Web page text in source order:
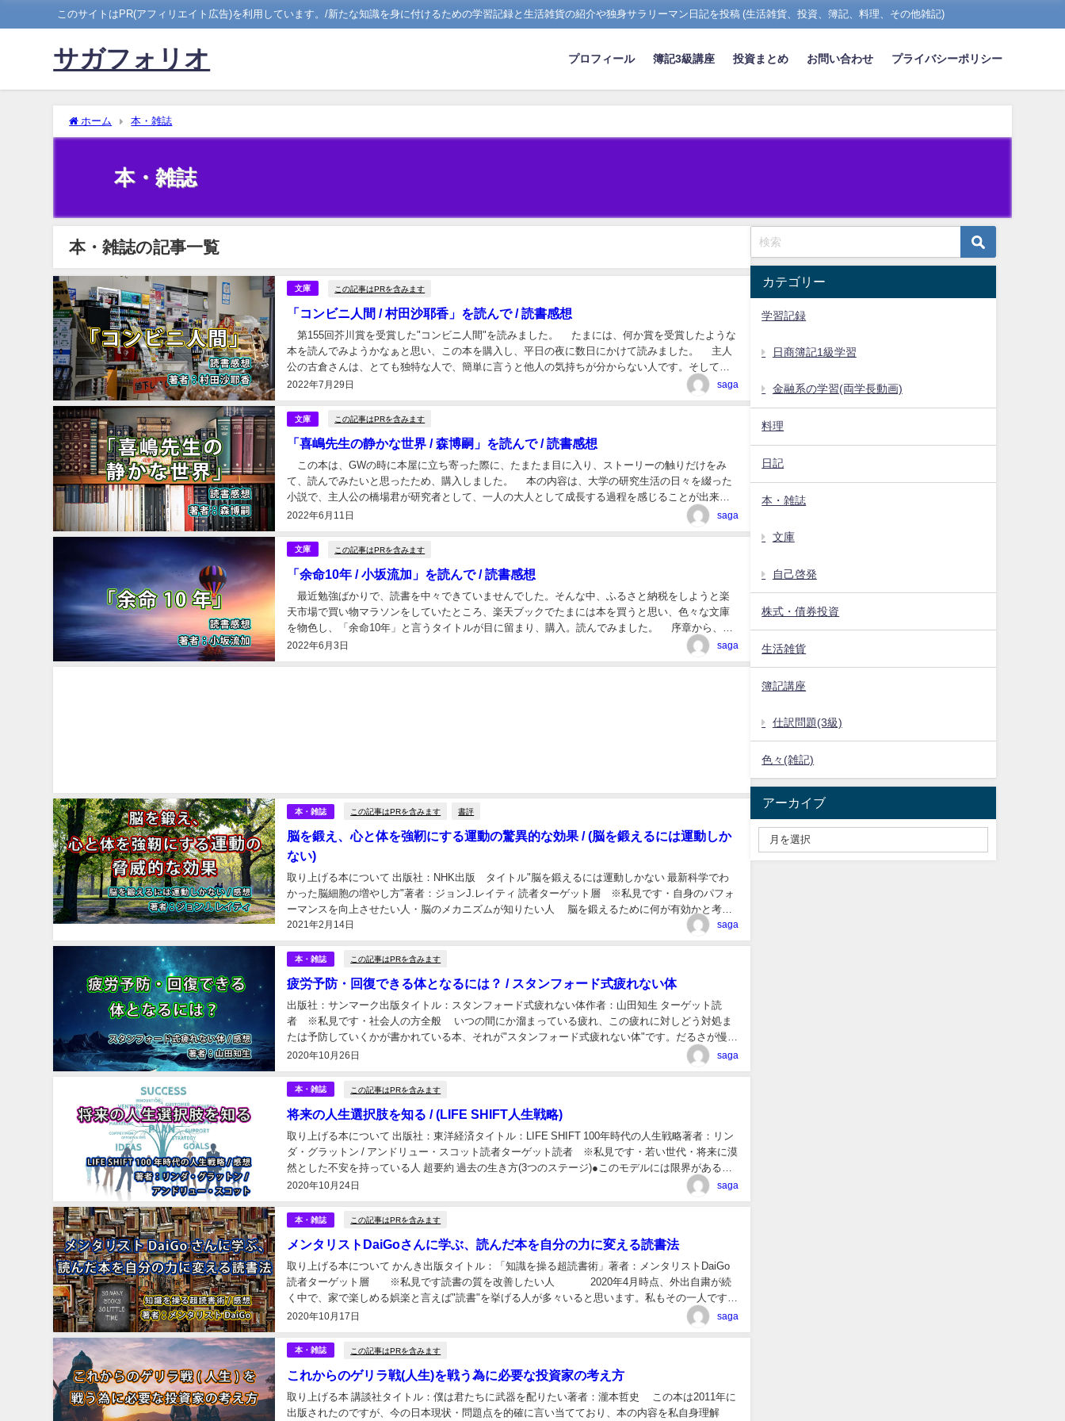
このサイトはPR(アフィリエイト広告)を利用しています。/新たな知識を身に付けるための学習記録と生活雑貨の紹介や独身サラリーマン日記を投稿 (生活雑貨、投資、簿記、料理、その他雑記)
サガフォリオ プロフィール 簿記3級講座 投資まとめ お問い合わせ プライバシーポリシー
ホーム 本・雑誌
本・雑誌
本・雑誌の記事一覧
文庫 この記事はPRを含みます
「コンビニ人間 / 村田沙耶香」を読んで / 読書感想
2022年7月29日
第155回芥川賞を受賞した"コンビニ人間"を読みました。 たまには、何か賞を受賞したような
本を読んでみようかなぁと思い、この本を購入し、平日の夜に数日にかけて読みました。 主人
公の古倉さんは、とても独特な人で、簡単に言うと他人の気持ちが分からない人です。そして、
世間一般の人が普通に認識している常識が理解できない特...
saga
文庫 この記事はPRを含みます
「喜嶋先生の静かな世界 / 森博嗣」を読んで / 読書感想
2022年6月11日
この本は、GWの時に本屋に立ち寄った際に、たまたま目に入り、ストーリーの触りだけをみ
て、読んでみたいと思ったため、購入しました。 本の内容は、大学の研究生活の日々を綴った
小説で、主人公の橋場君が研究者として、一人の大人として成長する過程を感じることが出来ま
す。 この小説を読もうと思ったきっかけも、自分が昔大学で研...
saga
文庫 この記事はPRを含みます
「余命10年 / 小坂流加」を読んで / 読書感想
2022年6月3日
最近勉強ばかりで、読書を中々できていませんでした。そんな中、ふるさと納税をしようと楽
天市場で買い物マラソンをしていたところ、楽天ブックでたまには本を買うと思い、色々な文庫
を物色し、「余命10年」と言うタイトルが目に留まり、購入。読んでみました。 序章から、限
られた命をどう生きるかを考えさられる入りで、読んでいくと主...
saga
本・雑誌 この記事はPRを含みます 書評
脳を鍛え、心と体を強靭にする運動の驚異的な効果 / (脳を鍛えるには運動しか
ない)
2021年2月14日
取り上げる本について 出版社：NHK出版 タイトル"脳を鍛えるには運動しかない 最新科学でわ
かった脳細胞の増やし方"著者：ジョンJ.レイティ 読者ターゲット層 ※私見です・自身のパフォ
ーマンスを向上させたい人・脳のメカニズムが知りたい人 脳を鍛えるために何が有効かと考え
た時、"勉強"であったり"数独"といった、考える...
saga
本・雑誌 この記事はPRを含みます
疲労予防・回復できる体となるには？ / スタンフォード式疲れない体
2020年10月26日
出版社：サンマーク出版タイトル：スタンフォード式疲れない体作者：山田知生 ターゲット読
者 ※私見です・社会人の方全般 いつの間にか溜まっている疲れ、この疲れに対しどう対処ま
たは予防していくかが書かれている本、それが"スタンフォード式疲れない体"です。だるさが慢性
的にあり、本屋に立ち寄った際に本書に目が留まり、書かれて...
saga
本・雑誌 この記事はPRを含みます
将来の人生選択肢を知る / (LIFE SHIFT人生戦略)
2020年10月24日
取り上げる本について 出版社：東洋経済タイトル：LIFE SHIFT 100年時代の人生戦略著者：リン
ダ・グラットン / アンドリュー・スコット読者ターゲット読者 ※私見です・若い世代・将来に漠
然とした不安を持っている人 超要約 過去の生き方(3つのステージ)●このモデルには限界がある。
●長寿化に対応できていない。 ※...
saga
本・雑誌 この記事はPRを含みます
メンタリストDaiGoさんに学ぶ、読んだ本を自分の力に変える読書法
2020年10月17日
取り上げる本について かんき出版タイトル：「知識を操る超読書術」著者：メンタリストDaiGo
読者ターゲット層 ※私見です読書の質を改善したい人 2020年4月時点、外出自粛が続
く中で、家で楽しめる娯楽と言えば"読書"を挙げる人が多々いると思います。私もその一人です
が、本を読んで思うことが、読んだことを何とな...
saga
本・雑誌 この記事はPRを含みます
これからのゲリラ戦(人生)を戦う為に必要な投資家の考え方
取り上げる本 講談社タイトル：僕は君たちに武器を配りたい著者：瀧本哲史 この本は2011年に
出版されたのですが、今の日本現状・問題点を的確に言い当てており、本の内容を私自身理解
カテゴリー
学習記録
日商簿記1級学習
金融系の学習(両学長動画)
料理
日記
本・雑誌
文庫
自己啓発
株式・債券投資
生活雑貨
簿記講座
仕訳問題(3級)
色々(雑記)
アーカイブ